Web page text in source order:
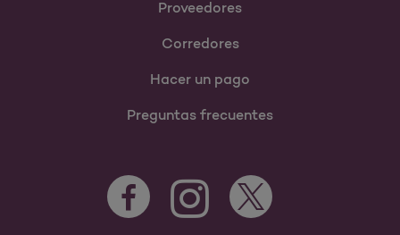
Proveedores
Corredores
Hacer un pago
Preguntas frecuentes